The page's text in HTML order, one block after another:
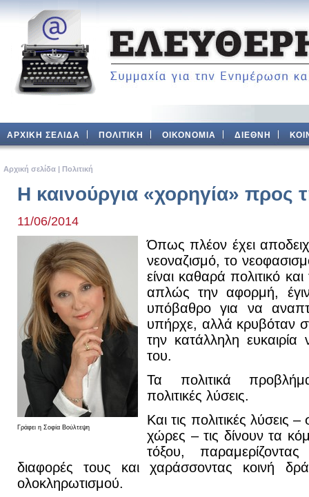
ΑΡΧΙΚΗ ΣΕΛΙΔΑ ΠΟΛΙΤΙΚΗ ΟΙΚΟΝΟΜΙΑ ΔΙΕΘΝΗ
Aρχική σελίδα | Πολιτική
Η καινούργια «χορηγία» προς
11/06/2014
Γράφει η Σοφία Βούλτεψη
Όπως πλέον έχει
νεοναζισμό, το
είναι καθαρά πολιτικό
απλώς την αφορμή,
υπόβαθρο για να
υπήρχε, αλλά κρυβόταν
την κατάλληλη
του.
Τα πολιτικά
πολιτικές λύσεις.
Και τις πολιτικές λύσεις
χώρες – τις δίνουν τα
τόξου, παραμερίζοντας
διαφορές τους και χαράσσοντας κοινή
ολοκληρωτισμού.